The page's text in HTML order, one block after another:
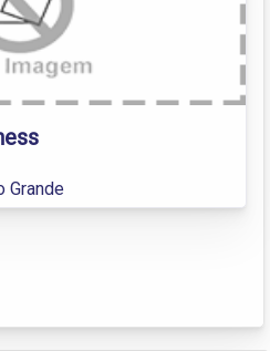
Grande